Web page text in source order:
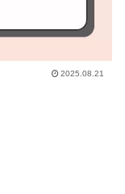
2025.08.21